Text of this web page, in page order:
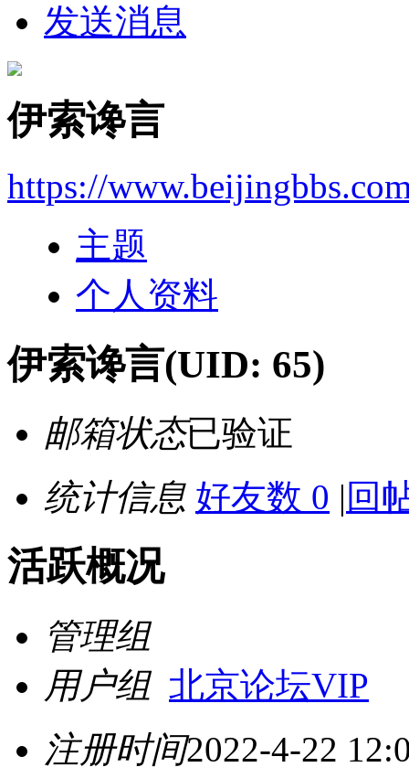
发送消息
伊索谗言
https://
主题
个人资料
伊索谗言(UID: 65)
邮箱状态已验证
统计信息 好友数 0 | 回
活跃概况
管理组
用户组 北京论坛VIP
注册时间2022-4-22